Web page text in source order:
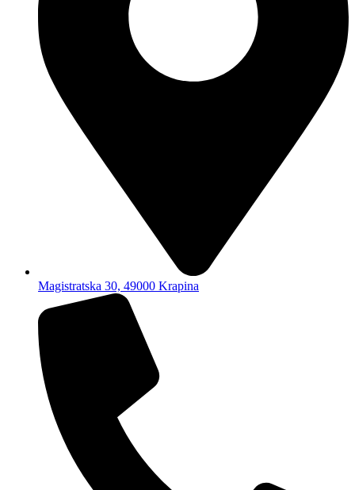
Magistratska 30, 49000 Krapina